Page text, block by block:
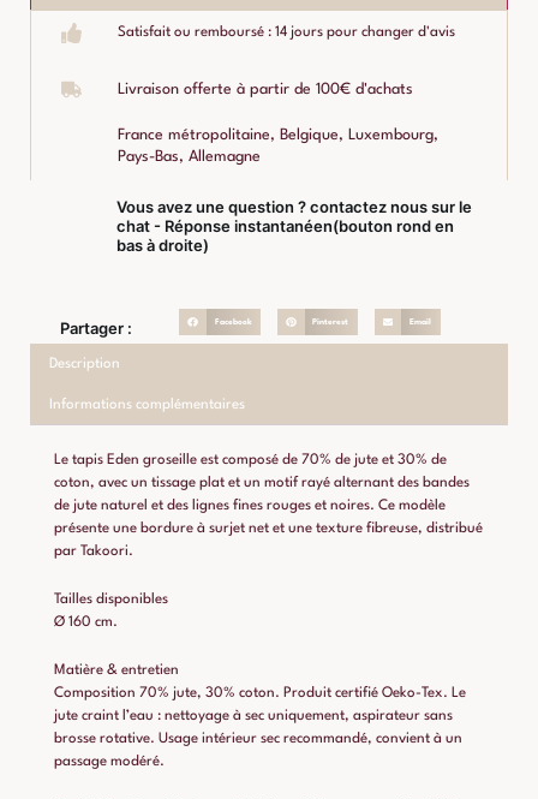
Satisfait ou remboursé : 14 jours pour changer d'avis
Livraison offerte à partir de 100€ d'achats
France métropolitaine, Belgique, Luxembourg,
Pays-Bas, Allemagne
Vous avez une question ? contactez nous sur le
chat - Réponse instantanéen(bouton rond en
bas à droite)
Partager : Facebook Pinterest Email
Description
Informations complémentaires
Le tapis Eden groseille est composé de 70% de jute et 30% de
coton, avec un tissage plat et un motif rayé alternant des bandes
de jute naturel et des lignes fines rouges et noires. Ce modèle
présente une bordure à surjet net et une texture fibreuse, distribué
par Takoori.
Tailles disponibles
Ø 160 cm.
Matière & entretien
Composition 70% jute, 30% coton. Produit certifié Oeko-Tex. Le
jute craint l’eau : nettoyage à sec uniquement, aspirateur sans
brosse rotative. Usage intérieur sec recommandé, convient à un
passage modéré.